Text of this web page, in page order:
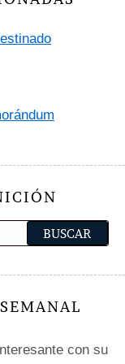
con su